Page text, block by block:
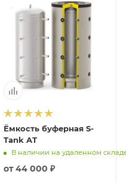
Ёмкость буферная S-
Tank AT
В наличии на удаленном
от44 000 ₽